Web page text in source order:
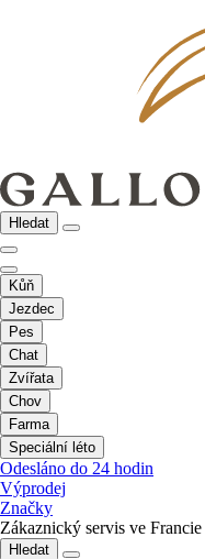
Hledat
Kůň
Jezdec
Pes
Chat
Zvířata
Chov
Farma
Speciální léto
Odesláno do 24 hodin
Výprodej
Značky
Zákaznický servis ve Francie
Hledat